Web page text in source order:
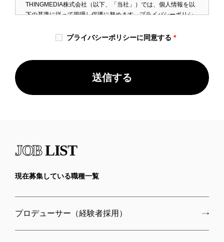
THINGMEDIA株式会社（以下、「当社」）では、個人情報を以
下の基準に従って管理し保護に努めます。プライバシーポリシ
適応されます。プライバシーポリシーに同意する *
JOBLIST
現在募集している職種一覧
プロデューサー（経験者採用）